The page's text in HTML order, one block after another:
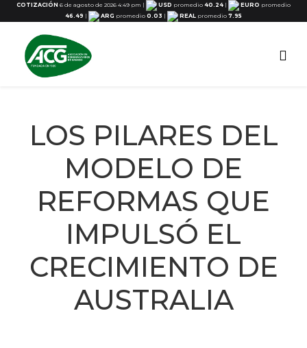
COTIZACIÓN 6 de agosto de 2026 4:49 pm | USD promedio 40.24 | EURO promedio
46.49 | ARG promedio 0.03 | REAL promedio 7.95
LOS PILARES DEL
MODELO DE
REFORMAS QUE
IMPULSÓ EL
CRECIMIENTO DE
AUSTRALIA